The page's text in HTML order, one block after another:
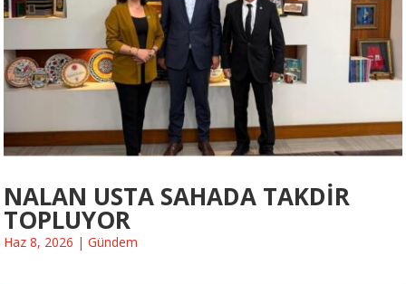
NALAN USTA SAHADA TAKDİR
TOPLUYOR
Haz 8, 2026 | Gündem